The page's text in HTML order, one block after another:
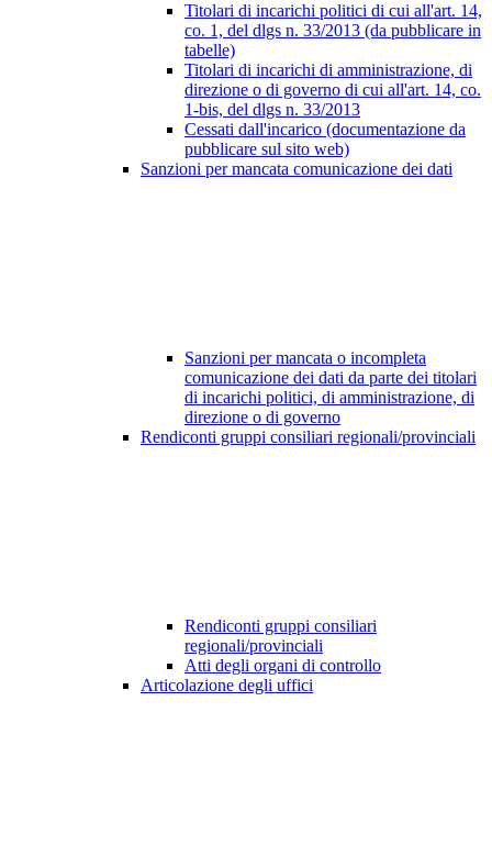
Titolari di incarichi politici di cui all'art. 14,
co. 1, del dlgs n. 33/2013 (da pubblicare in
tabelle)
Titolari di incarichi di amministrazione, di
direzione o di governo di cui all'art. 14, co.
1-bis, del dlgs n. 33/2013
Cessati dall'incarico (documentazione da
pubblicare sul sito web)
Sanzioni per mancata comunicazione dei dati
Sanzioni per mancata o incompleta
comunicazione dei dati da parte dei titolari
di incarichi politici, di amministrazione, di
direzione o di governo
Rendiconti gruppi consiliari regionali/provinciali
Rendiconti gruppi consiliari
regionali/provinciali
Atti degli organi di controllo
Articolazione degli uffici